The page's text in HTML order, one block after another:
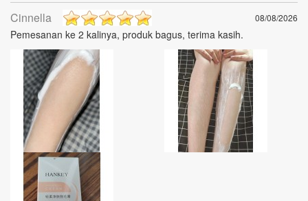
Cinnella 08/08/2026
Pemesanan ke 2 kalinya, produk bagus, terima kasih.